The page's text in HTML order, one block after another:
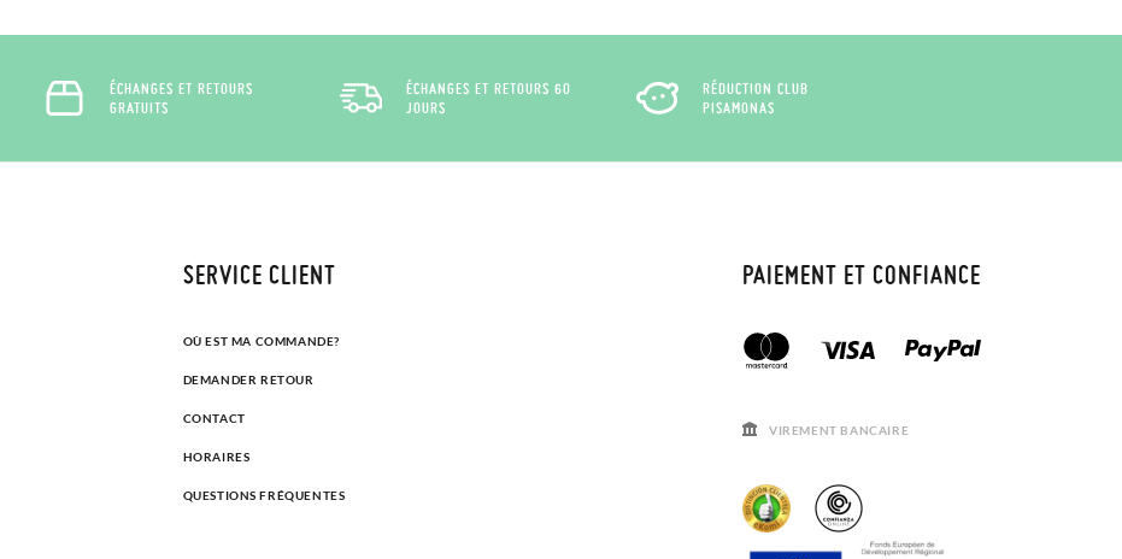
ÉCHANGES ET RETOURS
GRATUITS
ÉCHANGES ET RETOURS 60
JOURS
RÉDUCTION CLUB
PISAMONAS
SERVICE CLIENT
OÙ EST MA COMMANDE?
DEMANDER RETOUR
CONTACT
HORAIRES
QUESTIONS FRÉQUENTES
PAIEMENT ET CONFIANCE
VIREMENT BANCAIRE